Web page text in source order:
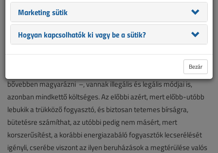
Az áramfogyasztás csökkentése remek dolog – ezt aligha kell
bővebben magyarázni –, vannak illegális és legális módjai is,
azonban mindkettő költséges. Az előbbi azért, mert előbb-utóbb
lebukik a trükköző fogyasztó, és biztosan tetemes bírságra,
bütetésre számíthat, az utóbbi pedig nem másért, mert
korszerűsítést, a korábbi energiazabáló fogyasztók lecserélését
igényli, cserébe viszont az ilyen beruházások a megtérülése valós
Marketing sütik
Hogyan kapcsolhatók ki vagy be a sütik?
Bezár